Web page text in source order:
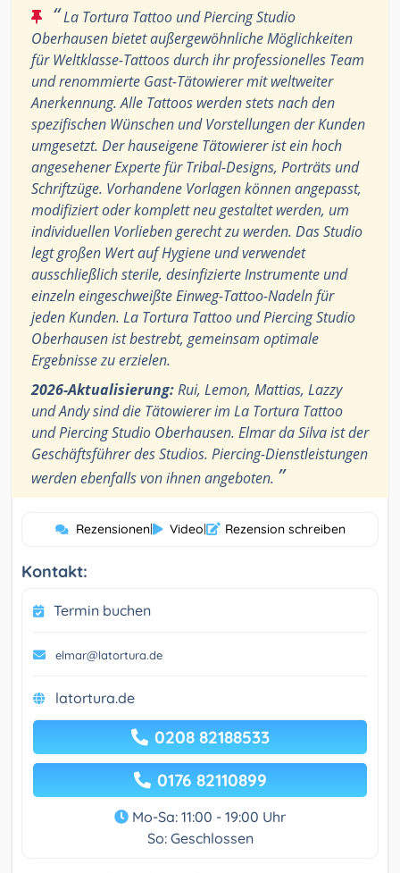
“La Tortura Tattoo und Piercing Studio
Oberhausen bietet außergewöhnliche Möglichkeiten
für Weltklasse-Tattoos durch ihr professionelles Team
und renommierte Gast-Tätowierer mit weltweiter
Anerkennung. Alle Tattoos werden stets nach den
spezifischen Wünschen und Vorstellungen der Kunden
umgesetzt. Der hauseigene Tätowierer ist ein hoch
angesehener Experte für Tribal-Designs, Porträts und
Schriftzüge. Vorhandene Vorlagen können angepasst,
modifiziert oder komplett neu gestaltet werden, um
individuellen Vorlieben gerecht zu werden. Das Studio
legt großen Wert auf Hygiene und verwendet
ausschließlich sterile, desinfizierte Instrumente und
einzeln eingeschweißte Einweg-Tattoo-Nadeln für
jeden Kunden. La Tortura Tattoo und Piercing Studio
Oberhausen ist bestrebt, gemeinsam optimale
Ergebnisse zu erzielen.
2026-Aktualisierung:Rui, Lemon, Mattias, Lazzy
und Andy sind die Tätowierer im La Tortura Tattoo
und Piercing Studio Oberhausen. Elmar da Silva ist der
Geschäftsführer des Studios. Piercing-Dienstleistungen
werden ebenfalls von ihnen angeboten. ”
Rezensionen| Video| Rezension schreiben
Kontakt:
Termin buchen
elmar@latortura.de
latortura.de
0208 82188533
0176 82110899
Mo-Sa: 11:00 - 19:00 Uhr
So: Geschlossen